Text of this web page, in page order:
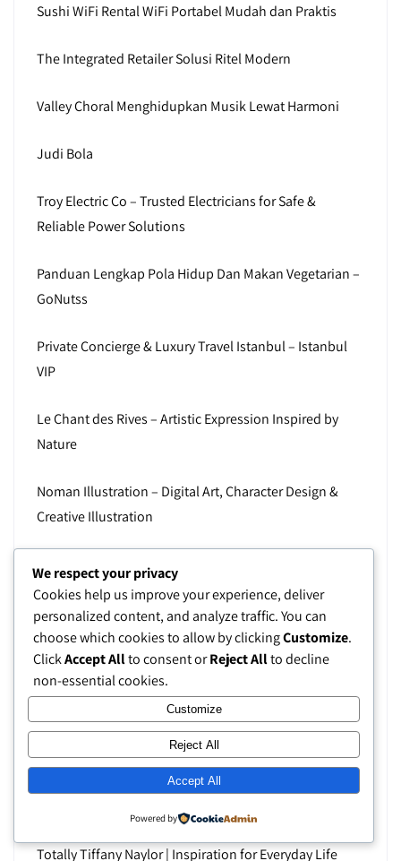
Sushi WiFi Rental WiFi Portabel Mudah dan Praktis
The Integrated Retailer Solusi Ritel Modern
Valley Choral Menghidupkan Musik Lewat Harmoni
Judi Bola
Troy Electric Co – Trusted Electricians for Safe &
Reliable Power Solutions
Panduan Lengkap Pola Hidup Dan Makan Vegetarian –
GoNutss
Private Concierge & Luxury Travel Istanbul – Istanbul
VIP
Le Chant des Rives – Artistic Expression Inspired by
Nature
Noman Illustration – Digital Art, Character Design &
Creative Illustration
Pieni Onni | Handmade Scandinavian Home & Lifestyle
Products
Refuge Courchevel Vanoise – Penginapan Gunung &
Wisata Alam di Pegunungan Alpen Prancis
Tail Dragger Blues Band – Live Blues Music & Classic
Performances
Tomiko Wada – Visual Artist & Fine Art Photography
Totally Tiffany Naylor | Inspiration for Everyday Life
We respect your privacy
Cookies help us improve your experience, deliver
personalized content, and analyze traffic. You can
choose which cookies to allow by clickingCustomize.
ClickAccept Allto consent orReject Allto decline
non-essential cookies.
Customize
Reject All
Accept All
Powered by